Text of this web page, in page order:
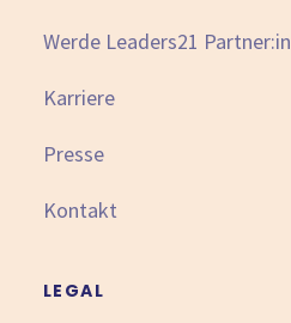
Werde Leaders21 Partner:in
Karriere
Presse
Kontakt
LEGAL